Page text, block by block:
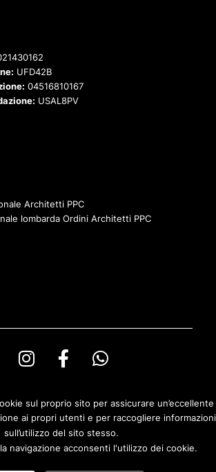
UFD42B
04516810167
USAL8PV
Architetti PPC
lombarda Ordini Architetti PPC
degli Architetti PPeC della Provincia di Bergamo e
Fondazione Architetti Bergamo
sul proprio sito per assicurare un’eccellente
ai propri utenti e per raccogliere informazioni
sull’utilizzo del sito stesso.
navigazione acconsenti l'utilizzo dei cookie.